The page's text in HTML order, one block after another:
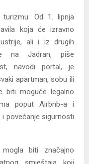
Od 1. lipnja
koja će izravno
ali i iz drugih
na Jadran, piše
navodi portal, je
apartman, sobu ili
biti moguće legalno
poput Airbnb-a i
i povećanje sigurnosti
biti značajno